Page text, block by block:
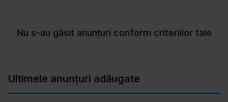
Nu s-au găsit anunțuri conform criteriilor tale
Ultimele anunțuri adăugate